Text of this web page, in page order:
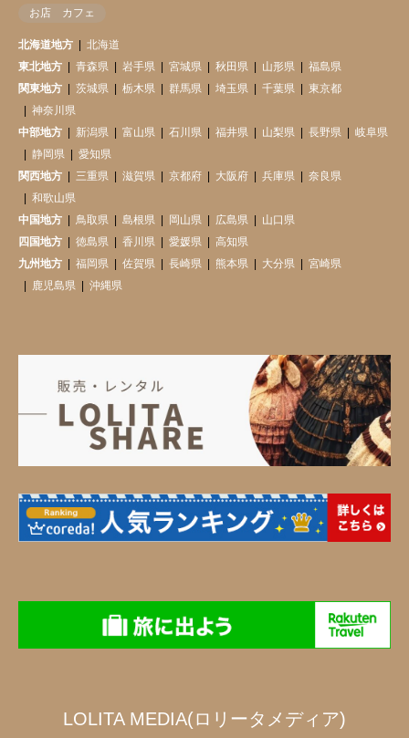
お店 カフェ
北海道地方
北海道
東北地方
青森県 岩手県 宮城県 秋田県 山形県
福島県
関東地方
茨城県 栃木県 群馬県 埼玉県 千葉県
東京都
神奈川県
中部地方
新潟県 富山県 石川県 福井県 山梨県 長野県
岐阜県
静岡県
愛知県
関西地方
三重県 滋賀県 京都府 大阪府 兵庫県
奈良県
和歌山県
中国地方
鳥取県 島根県 岡山県 広島県
山口県
四国地方
徳島県 香川県 愛媛県
高知県
九州地方
福岡県 佐賀県 長崎県 熊本県 大分県
宮崎県
鹿児島県
沖縄県
LOLITA MEDIA(ロリータメディア)